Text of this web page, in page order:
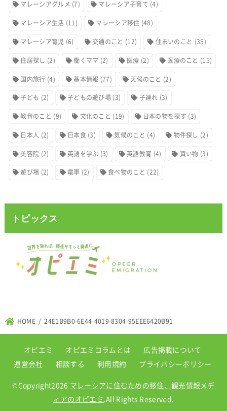
マレーシアグルメ (7) マレーシア子育て (4)
マレーシア生活 (11) マレーシア移住 (48)
マレーシア育児 (6) 交通のこと (12) 住まいのこと (35)
住居探し (2) 働くママ (2) 医療 (2) 医療のこと (15)
国内旅行 (4) 基本情報 (77) 天候のこと (2)
子ども (2) 子どもの遊び場 (3) 子連れ (3)
教育のこと (9) 文化のこと (19) 日本の物を探す (3)
日本人 (2) 日本食(3) 気候のこと (4) 物件探し (2)
美容院 (2) 英語を学ぶ (3) 英語教育 (4) 買い物 (3)
遊び場 (2) 電車 (2) 食べ物のこと (22)
トピックス
HOME 24E1B9B0-6E44-4019-8304-95EEE6420B91
オピエミ オピエミコラムとは
広告掲載について
運営会社
相談する 利用規約 プライバシーポリシー
©Copyright2026 マレーシアに住むための移住、観光情報メデ
ィアのオピエミ .All Rights Reserved.